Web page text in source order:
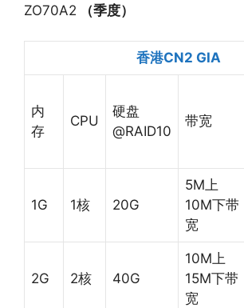
ZO70A2 （季度）
香港CN2 GIA
内
存
CPU
硬盘
@RAID10
带宽
1G 1核 20G
5M上
10M下带
宽
2G 2核 40G
10M上
15M下带
宽